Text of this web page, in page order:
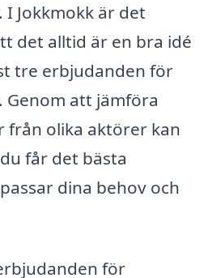
Jokkmokk är det
det alltid är en bra idé
tre erbjudanden för
att jämföra
från olika aktörer kan
får det bästa
dina behov och
för